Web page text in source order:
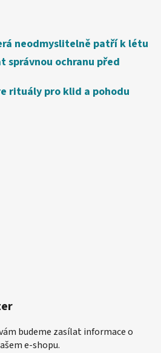
neodmyslitelně patří k létu
správnou ochranu před
rituály pro klid a pohodu
budeme zasílat informace o
e-shopu.